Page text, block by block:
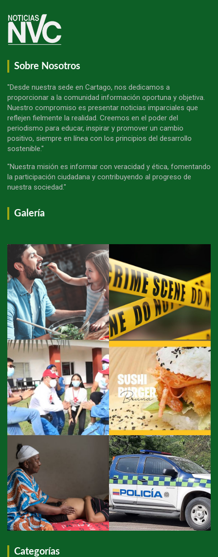
Sobre Nosotros
"Desde nuestra sede en Cartago, nos dedicamos a
proporcionar a la comunidad información oportuna y objetiva.
Nuestro compromiso es presentar noticias imparciales que
reflejen fielmente la realidad. Creemos en el poder del
periodismo para educar, inspirar y promover un cambio
positivo, siempre en línea con los principios del desarrollo
sostenible."
"Nuestra misión es informar con veracidad y ética, fomentando
la participación ciudadana y contribuyendo al progreso de
nuestra sociedad."
Galería
Categorías